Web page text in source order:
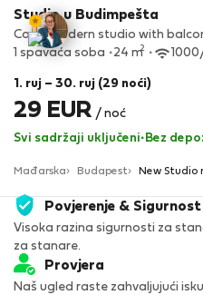
Studio u Budimpešta
Cozy, modern studio with
1 spavaća soba
24 m2
1. ruj – 30. ruj (29 noći)
29 EUR / noć
Svi sadržaji uključeni· Bez
Mađarska Budapest New Studio
Povjerenje & Sigurnost
Visoka razina sigurnosti za
za stanare.
Provjera
Naš ugled raste zahvaljujući